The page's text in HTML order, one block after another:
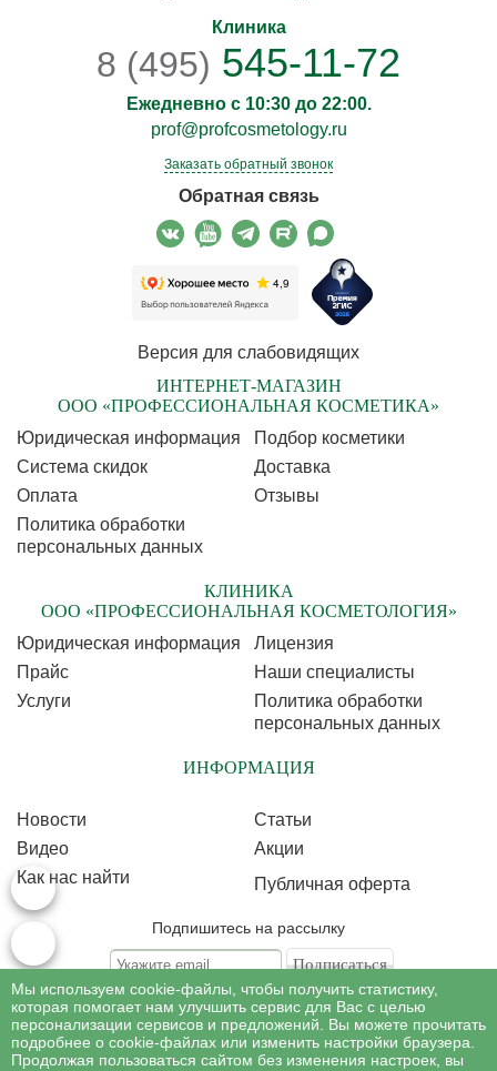
Клиника
8 (495) 545-11-72
Ежедневно с 10:30 до 22:00.
prof@profcosmetology.ru
Заказать обратный звонок
Обратная связь
Версия для слабовидящих
ИНТЕРНЕТ-МАГАЗИН
ООО «ПРОФЕССИОНАЛЬНАЯ КОСМЕТИКА»
Юридическая информация
Подбор косметики
Cистема скидок
Доставка
Оплата
Отзывы
Политика обработки
персональных данных
КЛИНИКА
ООО «ПРОФЕССИОНАЛЬНАЯ КОСМЕТОЛОГИЯ»
Юридическая информация
Лицензия
Прайс
Наши специалисты
Услуги
Политика обработки
персональных данных
ИНФОРМАЦИЯ
Новости
Статьи
Видео
Акции
Как нас найти
Публичная оферта
Подпишитесь на рассылку
Подписываясь на рассылку, Вы соглашаетесь c условиями политикиобработки
персональных данных
©Профессиональная косметология, 2007 - 2026
Мы используем cookie-файлы, чтобы получить статистику,
которая помогает нам улучшить сервис для Вас с целью
персонализации сервисов и предложений. Вы можете прочитать
подробнее о cookie-файлах или изменить настройки браузера.
Продолжая пользоваться сайтом без изменения настроек, вы